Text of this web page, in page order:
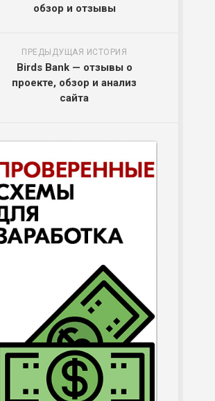
обзор и отзывы
ПРЕДЫДУЩАЯ ИСТОРИЯ
Birds Bank — отзывы о
проекте, обзор и анализ
сайта